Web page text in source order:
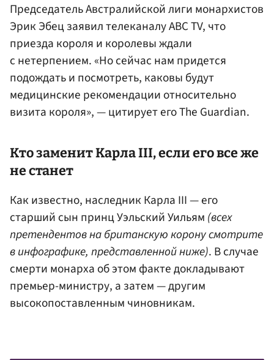
Председатель Австралийской лиги монархистов
Эрик Эбец заявил телеканалу ABC TV, что
приезда короля и королевы ждали
с нетерпением. «Но сейчас нам придется
подождать и посмотреть, каковы будут
медицинские рекомендации относительно
визита короля», — цитирует его The Guardian.
Кто заменит Карла III, если его все же
не станет
Как известно, наследник Карла III — его
старший сын принц Уэльский Уильям (всех
претендентов на британскую корону смотрите
в инфографике, представленной ниже). В случае
смерти монарха об этом факте докладывают
премьер-министру, а затем — другим
высокопоставленным чиновникам.